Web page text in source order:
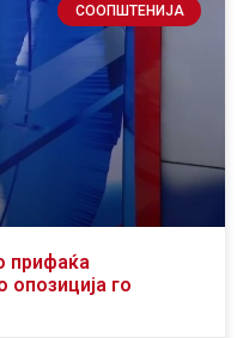
СООПШТЕНИЈА
прифаќа
го